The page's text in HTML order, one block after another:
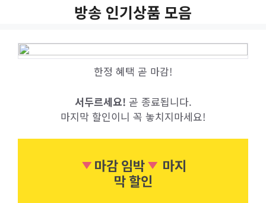
방송 인기상품 모음
한정 혜택 곧 마감!
서두르세요! 곧 종료됩니다.
마지막 할인이니 꼭 놓치지마세요!
마감 임박
마지
막 할인